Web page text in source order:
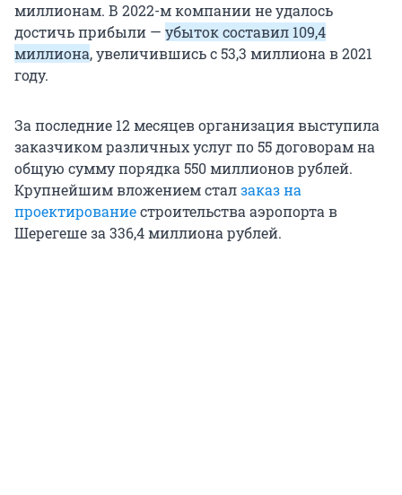
миллионам. В 2022-м компании не удалось
достичь прибыли — убыток составил 109,4
миллиона, увеличившись с 53,3 миллиона в 2021
году.
За последние 12 месяцев организация выступила
заказчиком различных услуг по 55 договорам на
общую сумму порядка 550 миллионов рублей.
Крупнейшим вложением сталзаказ на
проектированиестроительства аэропорта в
Шерегеше за 336,4 миллиона рублей.